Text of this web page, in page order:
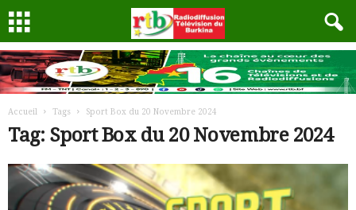
Accueil Tags Sport Box du 20 Novembre 2024
Tag: Sport Box du 20 Novembre 2024